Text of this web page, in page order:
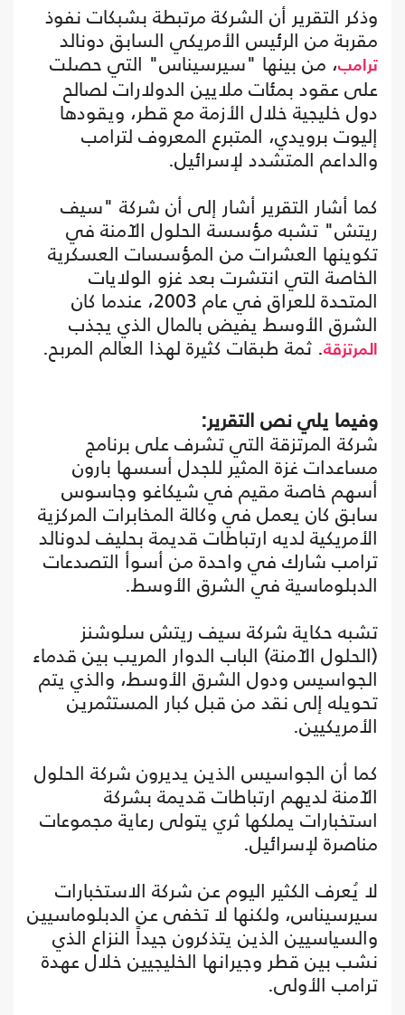
وذكر التقرير أن الشركة مرتبطة بشبكات نفوذ
مقربة من الرئيس الأمريكي السابق دونالد
ترامب، من بينها "سيرسيناس" التي حصلت
على عقود بمئات ملايين الدولارات لصالح
دول خليجية خلال الأزمة مع قطر، ويقودها
إليوت برويدي، المتبرع المعروف لترامب
والداعم المتشدد لإسرائيل.
كما أشار التقرير أشار إلى أن شركة "سيف
ريتش" تشبه مؤسسة الحلول الآمنة في
تكوينها العشرات من المؤسسات العسكرية
الخاصة التي انتشرت بعد غزو الولايات
المتحدة للعراق في عام 2003، عندما كان
الشرق الأوسط يفيض بالمال الذي يجذب
المرتزقة. ثمة طبقات كثيرة لهذا العالم المربح.
وفيما يلي نص التقرير:
شركة المرتزقة التي تشرف على برنامج
مساعدات غزة المثير للجدل أسسها بارون
أسهم خاصة مقيم في شيكاغو وجاسوس
سابق كان يعمل في وكالة المخابرات المركزية
الأمريكية لديه ارتباطات قديمة بحليف لدونالد
ترامب شارك في واحدة من أسوأ التصدعات
الدبلوماسية في الشرق الأوسط.
تشبه حكاية شركة سيف ريتش سلوشنز
(الحلول الآمنة) الباب الدوار المريب بين قدماء
الجواسيس ودول الشرق الأوسط، والذي يتم
تحويله إلى نقد من قبل كبار المستثمرين
الأمريكيين.
كما أن الجواسيس الذين يديرون شركة الحلول
الآمنة لديهم ارتباطات قديمة بشركة
استخبارات يملكها ثري يتولى رعاية مجموعات
مناصرة لإسرائيل.
لا يُعرف الكثير اليوم عن شركة الاستخبارات
سيرسيناس، ولكنها لا تخفى عن الدبلوماسيين
والسياسيين الذين يتذكرون جيداً النزاع الذي
نشب بين قطر وجيرانها الخليجيين خلال عهدة
ترامب الأولى.